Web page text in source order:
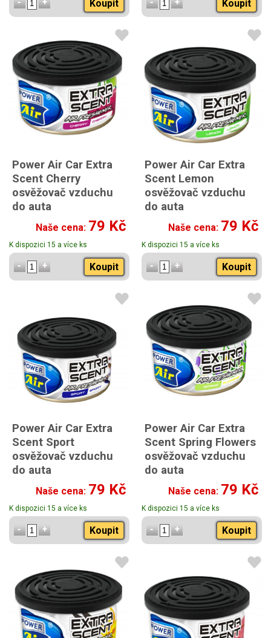
Koupit Koupit
Power Air Car Extra
Scent Cherry
osvěžovač vzduchu
do auta
s vůní třešní
Naše cena: 79 Kč
K dispozici 15 a více ks
Koupit
Power Air Car Extra
Scent Lemon
osvěžovač vzduchu
do auta
s vůní citronu
Naše cena: 79 Kč
K dispozici 15 a více ks
Koupit
Power Air Car Extra
Scent Sport
osvěžovač vzduchu
do auta
Naše cena: 79 Kč
K dispozici 15 a více ks
Koupit
Power Air Car Extra
Scent Spring Flowers
osvěžovač vzduchu
do auta
s vůní jarních květin
Naše cena: 79 Kč
K dispozici 15 a více ks
Koupit